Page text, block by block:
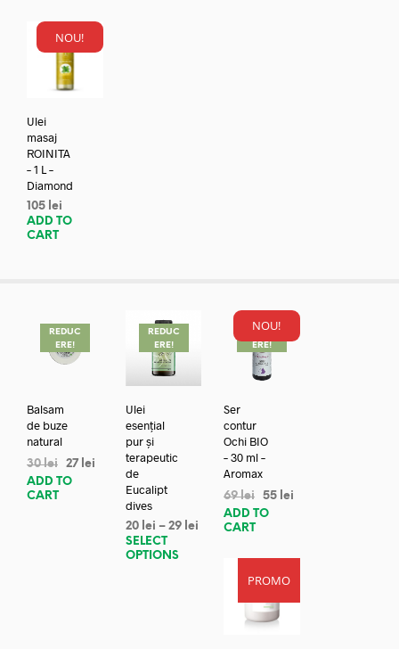
NOU!
Ulei
masaj
ROINITA
– 1 L –
Diamond
105 lei
ADD TO
CART
REDUC
ERE!
Balsam
de buze
natural
30lei 27 lei
ADD TO
CART
REDUC
ERE!
Ulei
esențial
pur și
terapeutic
de
Eucalipt
dives
20 lei – 29 lei
SELECT
OPTIONS
NOU!
REDUC
ERE!
Ser
contur
Ochi BIO
– 30 ml –
Aromax
69lei 55 lei
ADD TO
CART
PROMO